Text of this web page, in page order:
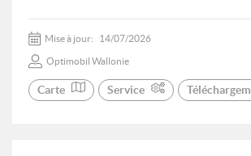
Mise à jour: 14/07/2026
Optimobil Wallonie
Carte Service